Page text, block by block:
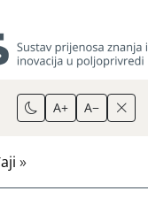
A+ A−
»